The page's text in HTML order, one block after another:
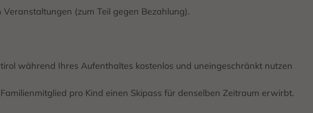
(zum Teil gegen Bezahlung).
während Ihres Aufenthaltes kostenlos und uneingeschränkt nutzen
pro Kind einen Skipass für denselben Zeitraum erwirbt.